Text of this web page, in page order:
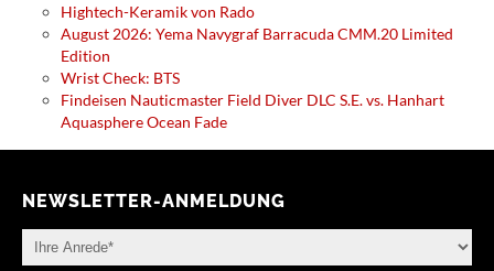
Hightech-Keramik von Rado
August 2026: Yema Navygraf Barracuda CMM.20 Limited
Edition
Wrist Check: BTS
Findeisen Nauticmaster Field Diver DLC S.E. vs. Hanhart
Aquasphere Ocean Fade
NEWSLETTER-ANMELDUNG